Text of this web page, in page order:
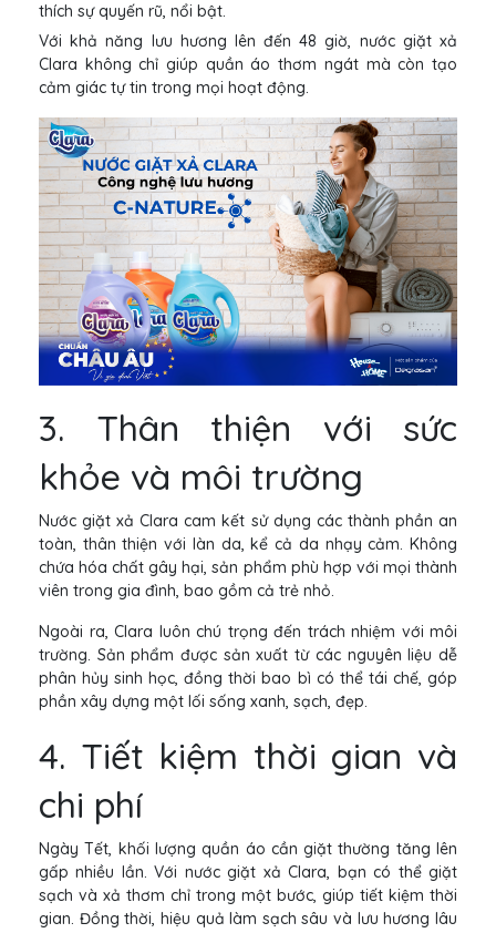
thích sự quyến rũ, nổi bật.
Với khả năng lưu hương lên đến 48 giờ, nước giặt xả
Clara không chỉ giúp quần áo thơm ngát mà còn tạo
cảm giác tự tin trong mọi hoạt động.
3. Thân thiện với sức
khỏe và môi trường
Nước giặt xả Clara cam kết sử dụng các thành phần an
toàn, thân thiện với làn da, kể cả da nhạy cảm. Không
chứa hóa chất gây hại, sản phẩm phù hợp với mọi thành
viên trong gia đình, bao gồm cả trẻ nhỏ.
Ngoài ra, Clara luôn chú trọng đến trách nhiệm với môi
trường. Sản phẩm được sản xuất từ các nguyên liệu dễ
phân hủy sinh học, đồng thời bao bì có thể tái chế, góp
phần xây dựng một lối sống xanh, sạch, đẹp.
4. Tiết kiệm thời gian và
chi phí
Ngày Tết, khối lượng quần áo cần giặt thường tăng lên
gấp nhiều lần. Với nước giặt xả Clara, bạn có thể giặt
sạch và xả thơm chỉ trong một bước, giúp tiết kiệm thời
gian. Đồng thời, hiệu quả làm sạch sâu và lưu hương lâu